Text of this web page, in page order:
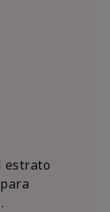
estrato